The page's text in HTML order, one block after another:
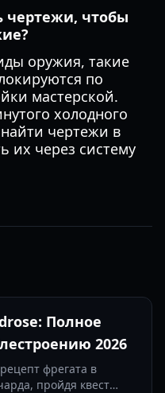
чертежи, чтобы
оружия, такие
по
мастерской.
холодного
чертежи в
их через систему
Полное
2026
фрегата в
пройдя квест